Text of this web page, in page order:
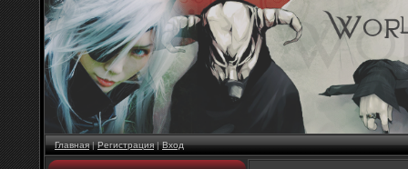
Главная|Регистрация|Вход